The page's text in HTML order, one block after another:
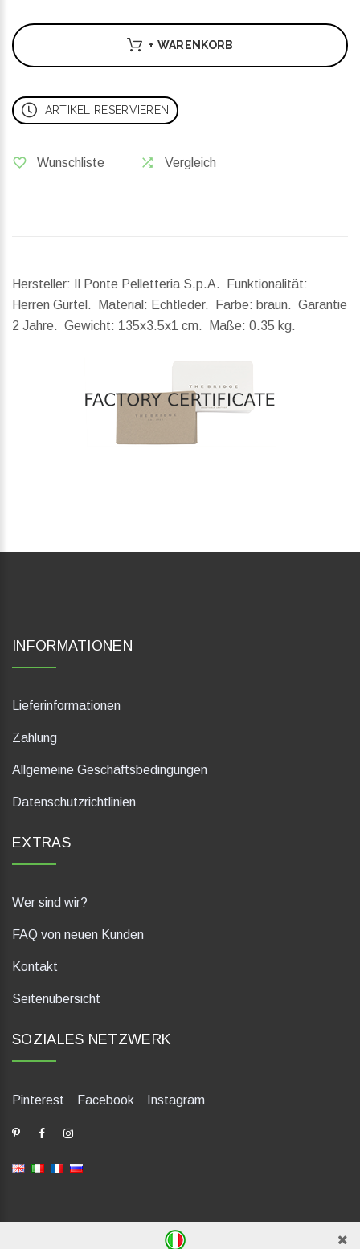
+ WARENKORB
ARTIKEL RESERVIEREN
Wunschliste Vergleich
Hersteller: Il Ponte Pelletteria S.p.A. Funktionalität:
Herren Gürtel. Material: Echtleder. Farbe: braun. Garantie
2 Jahre. Gewicht: 135x3.5x1 cm. Maße: 0.35 kg.
INFORMATIONEN
Lieferinformationen
Zahlung
Allgemeine Geschäftsbedingungen
Datenschutzrichtlinien
EXTRAS
Wer sind wir?
FAQ von neuen Kunden
Kontakt
Seitenübersicht
SOZIALES NETZWERK
Pinterest Facebook Instagram